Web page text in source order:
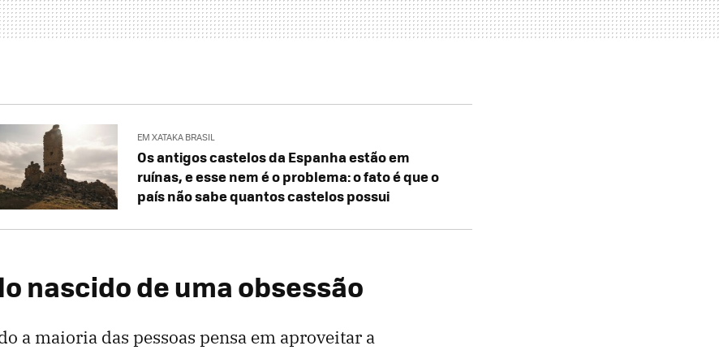
EM XATAKA BRASIL
Os antigos castelos da Espanha estão em
ruínas, e esse nem é o problema: o fato é que o
país não sabe quantos castelos possui
nascido de uma obsessão
a maioria das pessoas pensa em aproveitar a